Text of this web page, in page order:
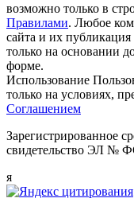
возможно только в
Правилами. Любое
сайта и их
только на основании
форме.
Использование
только на условиях,
Соглашением
Зарегистрированное
свидетельство ЭЛ №
я